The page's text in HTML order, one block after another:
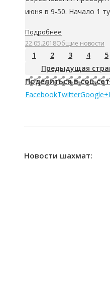
июня в 9-50. Начало 1
Подробнее
22.05.2018Общие новости
1 2 3 4 5
Предыдущая
Поделиться в
FacebookTwitterGoogle+
Новости шахмат: